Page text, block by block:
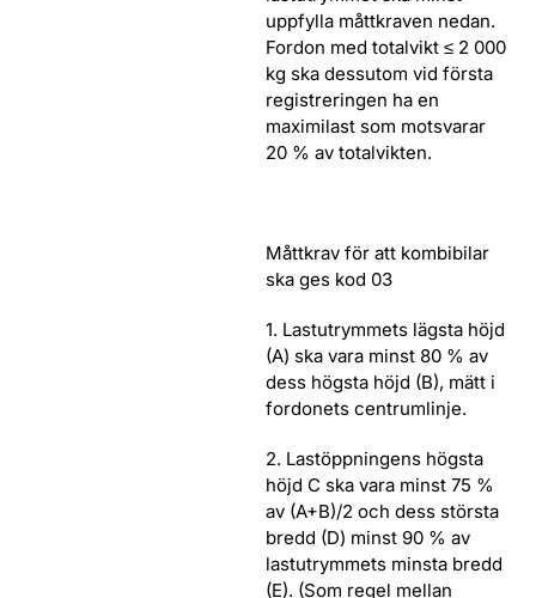
uppfylla måttkraven nedan.
Fordon med totalvikt ≤ 2 000
kg ska dessutom vid första
registreringen ha en
maximilast som motsvarar
20 % av totalvikten.
Måttkrav för att kombibilar
ska ges kod 03
1. Lastutrymmets lägsta höjd
(A) ska vara minst 80 % av
dess högsta höjd (B), mätt i
fordonets centrumlinje.
2. Lastöppningens högsta
höjd C ska vara minst 75 %
av (A+B)/2 och dess största
bredd (D) minst 90 % av
lastutrymmets minsta bredd
(E). (Som regel mellan